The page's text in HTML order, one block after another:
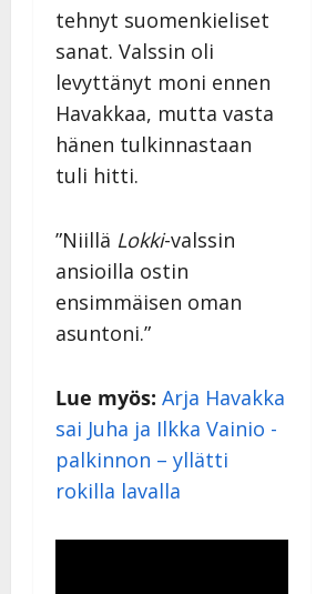
tehnyt suomenkieliset
sanat. Valssin oli
levyttänyt moni ennen
Havakkaa, mutta vasta
hänen tulkinnastaan
tuli hitti.
”Niillä Lokki-valssin
ansioilla ostin
ensimmäisen oman
asuntoni.”
Lue myös: Arja Havakka
sai Juha ja Ilkka Vainio -
palkinnon – yllätti
rokilla lavalla